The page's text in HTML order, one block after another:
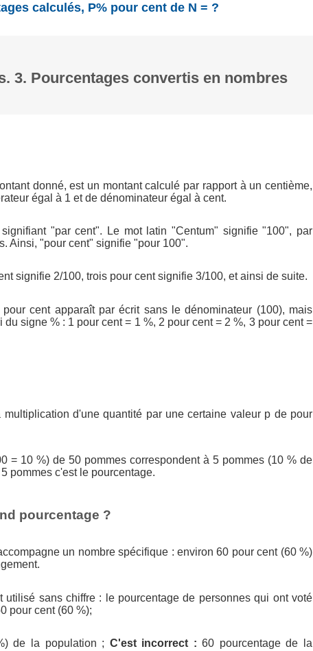
calculés, P% pour cent de N = ?
3. Pourcentages convertis en nombres
donné, est un montant calculé par rapport à un centième,
égal à 1 et de dénominateur égal à cent.
"par cent". Le mot latin "Centum" signifie "100", par
Ainsi, "pour cent" signifie "pour 100".
signifie 2/100, trois pour cent signifie 3/100, et ainsi de suite.
cent apparaît par écrit sans le dénominateur (100), mais
signe % : 1 pour cent = 1 %, 2 pour cent = 2 %, 3 pour cent =
d'une quantité par une certaine valeur p de pour
= 10 %) de 50 pommes correspondent à 5 pommes (10 % de
pommes c'est le pourcentage.
pourcentage ?
un nombre spécifique : environ 60 pour cent (60 %)
utilisé sans chiffre : le pourcentage de personnes qui ont voté
pour cent (60 %);
de la population ; C'est incorrect : 60 pourcentage de la